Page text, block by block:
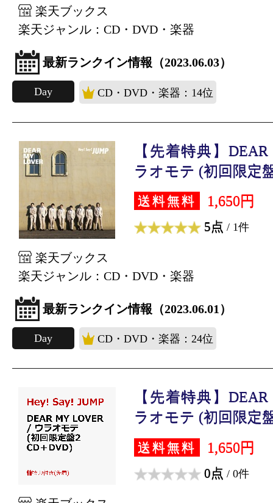
楽天ブックス
楽天ジャンル：CD・DVD・楽器
最新ランクイン情報（2023.06.03）
Day CD・DVD・楽器：14位
【先着特典】
ラオモテ (初回限定
送料無料 1,650円
5点 / 1件
楽天ブックス
楽天ジャンル：CD・DVD・楽器
最新ランクイン情報（2023.06.01）
Day CD・DVD・楽器：24位
【先着特典】
ラオモテ (初回限定
送料無料 1,650円
0点 / 0件